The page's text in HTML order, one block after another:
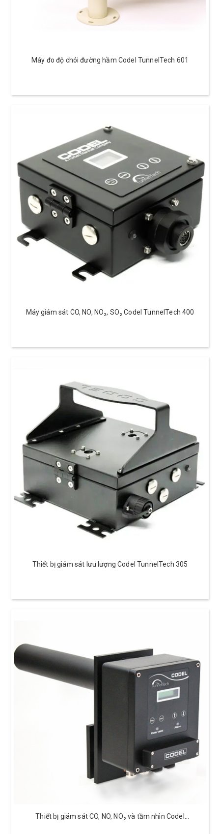
Máy đo độ chói đường hầm Codel TunnelTech 601
Máy giám sát CO, NO, NO₂, SO₂ Codel TunnelTech 400
Thiết bị giám sát lưu lượng Codel TunnelTech 305
Thiết bị giám sát CO, NO, NO₂ và tầm nhìn Codel